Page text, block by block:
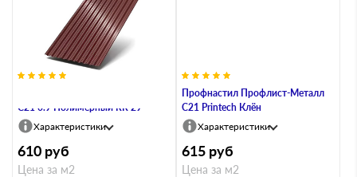
C21 0.9 Полимерный RR 29
Характеристики
610 руб
Цена за м2
Профнастил Профлист-Металл
C21 Printech Клён
Характеристики
615 руб
Цена за м2